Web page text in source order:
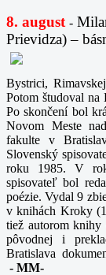
8. august -
Prievidza) –
Bystrici,
Potom študoval na
Po skončení bol
Novom Meste
fakulte v
Slovenský
roku 1985. V
spisovateľ bol
poézie. Vydal 9
v knihách Kroky
tiež autorom knihy
pôvodnej i
Bratislava
- MM-